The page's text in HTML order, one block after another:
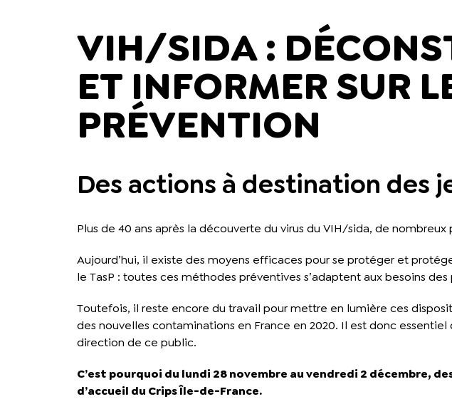
VIH/SIDA :
ET INFORMER SUR
PRÉVENTION
Des actions à destination des
Plus de 40 ans après la découverte du virus du VIH/sida, de nombreux
Aujourd’hui, il existe des moyens efficaces pour se protéger et
le TasP : toutes ces méthodes préventives s’adaptent aux besoins
Toutefois, il reste encore du travail pour mettre en lumière ces
des nouvelles contaminations en France en 2020. Il est donc
direction de ce public.
C’est pourquoi du lundi 28 novembre au vendredi 2 décembre,
d’accueil du Crips Île-de-France.